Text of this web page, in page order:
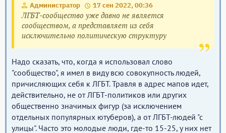
Администратор 17 сен 2022, 00:36
ЛГБТ-сообщество уже давно не является
сообществом, а представляет из себя
исключительно политическую структуру
Надо сказать, что, когда я использовал слово
"сообщество", я имел в виду всю совокупность людей,
причисляющих себя к ЛГБТ. Травля в адрес мапов идет,
действительно, не от ЛГБТ-политиков или других
общественно значимых фигур (за исключением
отдельных популярных ютуберов), а от ЛГБТ-людей "с
улицы". Часто это молодые люди, где-то 15-25, у них нет